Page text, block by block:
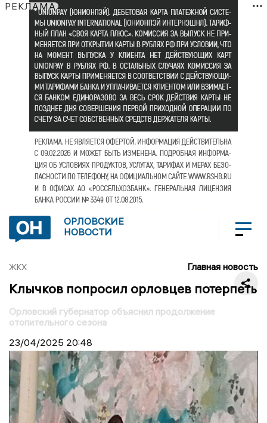
РЕКЛАМА
ОРЛОВСКИЕ
НОВОСТИ
ЖКХ Главная новость
Клычков попросил орловцев потерпеть
Орловский губернатор объяснил продолжение
отопительного сезона
23/04/2025 20:48